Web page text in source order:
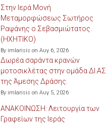
Στην Ιερά Μονή
Μεταμορφώσεως Σωτήρος
Ραψάνης ο Σεβασμιώτατος.
(ΗΧΗΤΙΚΟ)
By imlarisis on Αυγ 6, 2026
Δωρέα σαράντα κρανών
μοτοσικλέτας στην ομάδα ΔΙ.ΑΣ.
της Άμεσης Δράσης.
By imlarisis on Αυγ 5, 2026
ΑΝΑΚΟΙΝΩΣΗ: Λειτουργία των
Γραφείων της Ιεράς